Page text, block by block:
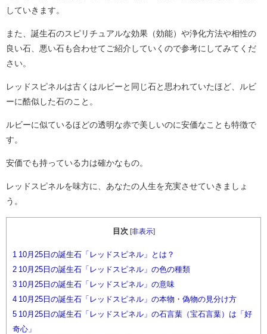
していきます。
また、誕生石のスピリチュアルな効果（効能）や浄化方法や相性の
良い石、悪い石も合わせてご紹介していくので参考にしてみてくだ
さい。
レッドスピネルは古くはルビーと同じ石と思われていたほど、ルビ
ーに酷似した石のこと。
ルビーに似ているほどの透明な赤で美しいのに安価なことも特徴で
す。
安価でも持っている力は確かなもの。
レッドスピネルを味方に、あなたの人生を充実させていきましょ
う。
目次 [非表示]
1
10月25日の誕生石「レッドスピネル」とは？
2 10月25日の誕生石「レッドスピネル」の色の種類
3 10月25日の誕生石「レッドスピネル」の意味
4 10月25日の誕生石「レッドスピネル」の本物・偽物の見分け方
5 10月25日の誕生石「レッドスピネル」の石言葉（宝石言葉）は「好
奇心」